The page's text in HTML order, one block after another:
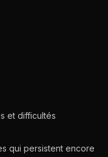
et difficultés
qui persistent encore